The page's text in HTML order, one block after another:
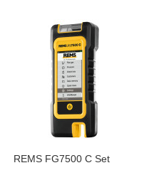
REMS FG7500 C Set